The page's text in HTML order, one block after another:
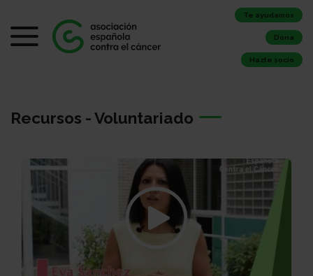
Te ayudamos
Dona
Hazte socio
Recursos - Voluntariado